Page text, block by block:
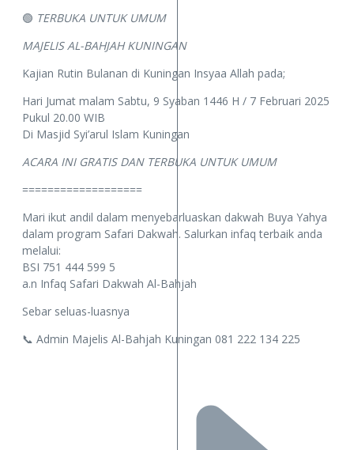
🟢 TERBUKA UNTUK UMUM
MAJELIS AL-BAHJAH KUNINGAN
Kajian Rutin Bulanan di Kuningan Insyaa Allah pada;
Hari Jumat malam Sabtu, 9 Syaban 1446 H / 7 Februari 2025
Pukul 20.00 WIB
Di Masjid Syi’arul Islam Kuningan
ACARA INI GRATIS DAN TERBUKA UNTUK UMUM
===================
Mari ikut andil dalam menyebarluaskan dakwah Buya Yahya
dalam program Safari Dakwah. Salurkan infaq terbaik anda
melalui:
BSI 751 444 599 5
a.n Infaq Safari Dakwah Al-Bahjah
Sebar seluas-luasnya
📞 Admin Majelis Al-Bahjah Kuningan 081 222 134 225